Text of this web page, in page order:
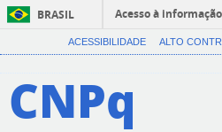
BRASIL
Acesso à informação
ACESSIBILIDADE ALTO
CNPq